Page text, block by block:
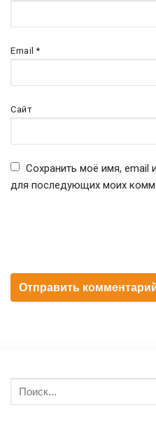
Email*
Сайт
Сохранить моё имя, email
для последующих моих
Искать: